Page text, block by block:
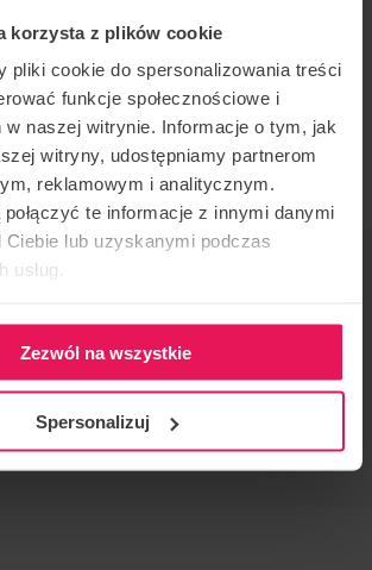
korzysta z plików cookie
pliki cookie do spersonalizowania treści
funkcje społecznościowe i
w naszej witrynie. Informacje o tym, jak
witryny, udostępniamy partnerom
reklamowym i analitycznym.
te informacje z innymi danymi
lub uzyskanymi podczas
Zezwól na wszystkie
Spersonalizuj
are welcome to join.
to join this camp or have any
contact us:camps@flyspot.com
THE EVENT
EVENT